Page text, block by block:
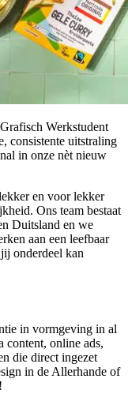
Werkstudent
consistente uitstraling
in onze nèt nieuw
en voor lekker
Ons team bestaat
Duitsland en we
aan een leefbaar
onderdeel kan
in vormgeving in al
content, online ads,
die direct ingezet
in de Allerhande of